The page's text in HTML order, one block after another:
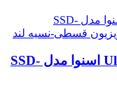
تلویزیون هوشمند ال ای دی Ultra HD اسنوا مدل SSD-